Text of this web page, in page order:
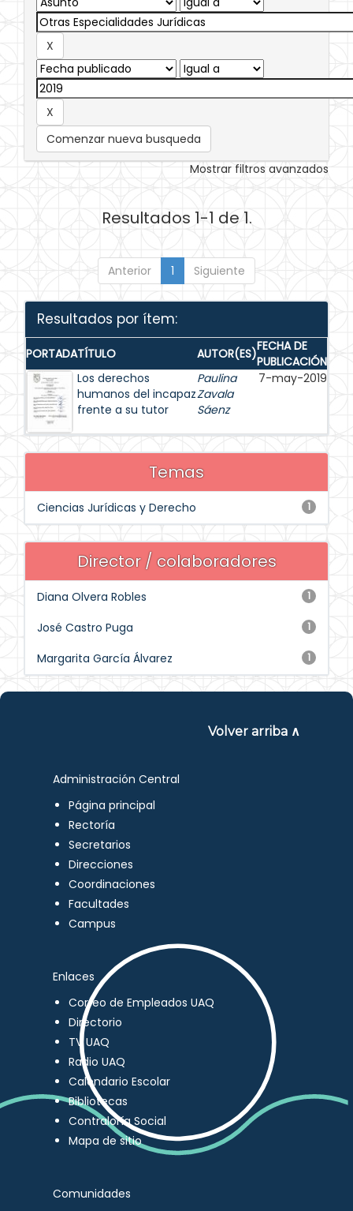
Comenzar nueva busqueda
Mostrar filtros avanzados
Resultados 1-1 de 1.
Anterior 1 Siguiente
Resultados por ítem:
PORTADATÍTULO AUTOR(ES)FECHA DE
PUBLICACIÓN
Los derechos
humanos del incapaz
frente a su tutor
Paulina
Zavala
Sáenz
7-may-2019
Temas
1
Ciencias Jurídicas y Derecho
Director / colaboradores
1
Diana Olvera Robles
1
José Castro Puga
1
Margarita García Álvarez
Volver arriba ∧
Administración Central
Página principal
Rectoría
Secretarios
Direcciones
Coordinaciones
Facultades
Campus
Enlaces
Correo de Empleados UAQ
Directorio
TV UAQ
Radio UAQ
Calendario Escolar
Bibliotecas
Contraloría Social
Mapa de sitio
Comunidades